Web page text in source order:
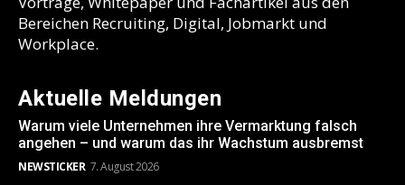
Bereichen Recruiting, Digital, Jobmarkt und
Workplace.
Aktuelle Meldungen
Warum viele Unternehmen ihre Vermarktung falsch
angehen – und warum das ihr Wachstum ausbremst
NEWSTICKER 7. August 2026